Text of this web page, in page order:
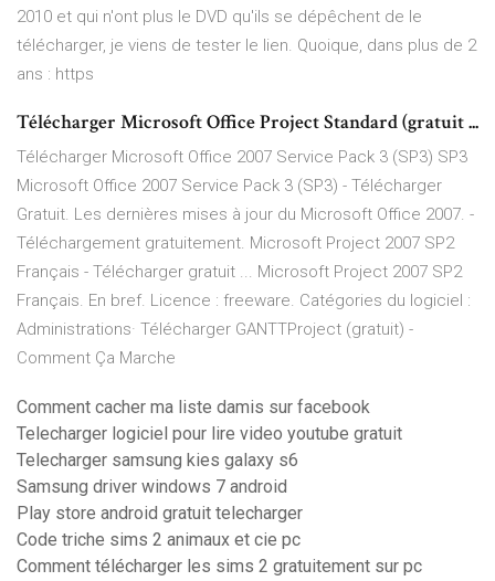
2010 et qui n'ont plus le DVD qu'ils se dépêchent de le
télécharger, je viens de tester le lien. Quoique, dans plus de 2
ans : https
Télécharger Microsoft Office Project Standard (gratuit ...
Télécharger Microsoft Office 2007 Service Pack 3 (SP3) SP3
Microsoft Office 2007 Service Pack 3 (SP3) - Télécharger
Gratuit. Les dernières mises à jour du Microsoft Office 2007. -
Téléchargement gratuitement. Microsoft Project 2007 SP2
Français - Télécharger gratuit ... Microsoft Project 2007 SP2
Français. En bref. Licence : freeware. Catégories du logiciel :
Administrations· Télécharger GANTTProject (gratuit) -
Comment Ça Marche
Comment cacher ma liste damis sur facebook
Telecharger logiciel pour lire video youtube gratuit
Telecharger samsung kies galaxy s6
Samsung driver windows 7 android
Play store android gratuit telecharger
Code triche sims 2 animaux et cie pc
Comment télécharger les sims 2 gratuitement sur pc